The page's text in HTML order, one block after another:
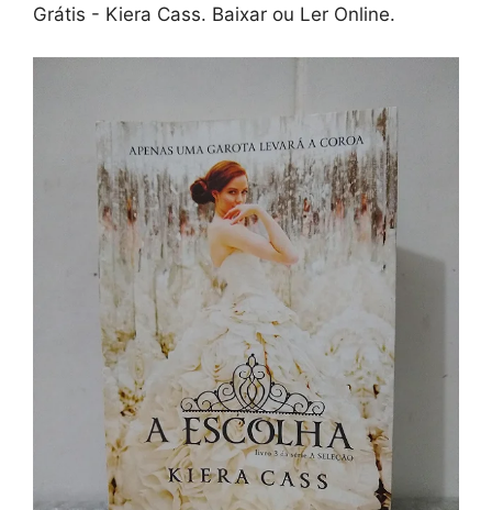
Grátis - Kiera Cass. Baixar ou Ler Online.